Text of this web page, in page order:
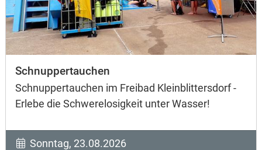
Schnuppertauchen
Schnuppertauchen im Freibad Kleinblittersdorf -
Erlebe die Schwerelosigkeit unter Wasser!
Sonntag, 23.08.2026